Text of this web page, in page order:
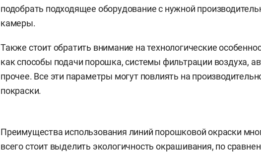
подобрать подходящее оборудование с нужной
камеры.
Также стоит обратить внимание на технологические
как способы подачи порошка, системы фильтрации воздуха,
прочее. Все эти параметры могут повлиять на
покраски.
Преимущества использования линий порошковой окраски
всего стоит выделить экологичность окрашивания, по